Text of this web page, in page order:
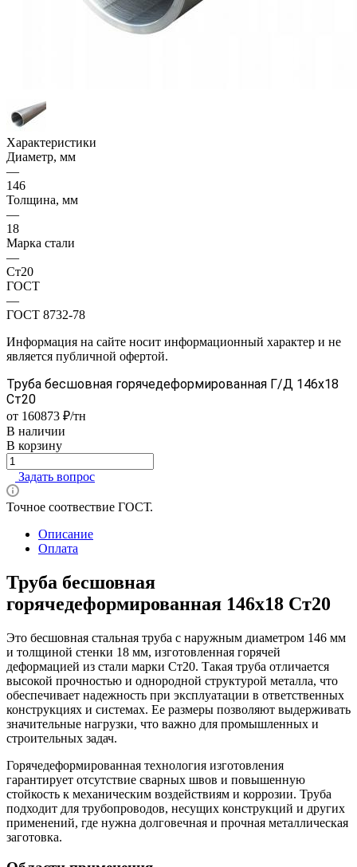
Характеристики
Диаметр, мм
—
146
Толщина, мм
—
18
Марка стали
—
Ст20
ГОСТ
—
ГОСТ 8732-78
Информация на сайте носит информационный характер и не
является публичной офертой.
Труба бесшовная горячедеформированная Г/Д 146х18
Ст20
от 160873 ₽/тн
В наличии
В корзину
Задать вопрос
Точное соотвествие ГОСТ.
Описание
Оплата
Труба бесшовная
горячедеформированная 146х18 Ст20
Это бесшовная стальная труба с наружным диаметром 146 мм
и толщиной стенки 18 мм, изготовленная горячей
деформацией из стали марки Ст20. Такая труба отличается
высокой прочностью и однородной структурой металла, что
обеспечивает надежность при эксплуатации в ответственных
конструкциях и системах. Ее размеры позволяют выдерживать
значительные нагрузки, что важно для промышленных и
строительных задач.
Горячедеформированная технология изготовления
гарантирует отсутствие сварных швов и повышенную
стойкость к механическим воздействиям и коррозии. Труба
подходит для трубопроводов, несущих конструкций и других
применений, где нужна долговечная и прочная металлическая
заготовка.